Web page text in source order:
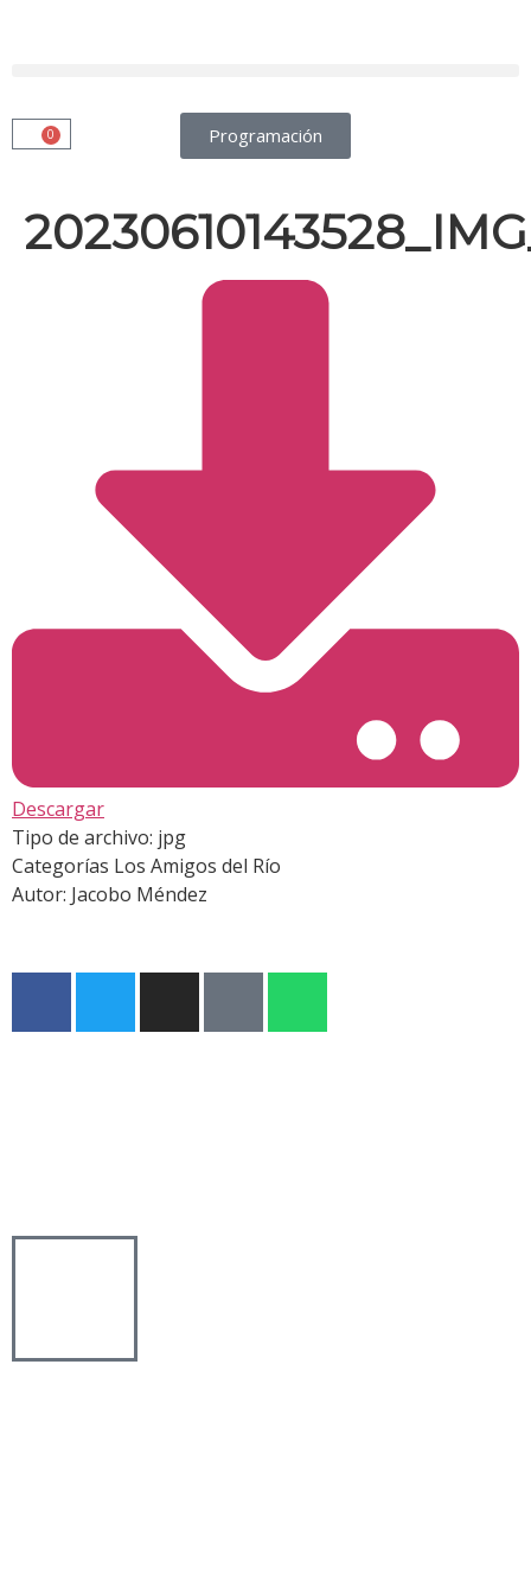
Programación
0
Descargar
Tipo de archivo: jpg
Categorías Los Amigos del Río
Autor: Jacobo Méndez